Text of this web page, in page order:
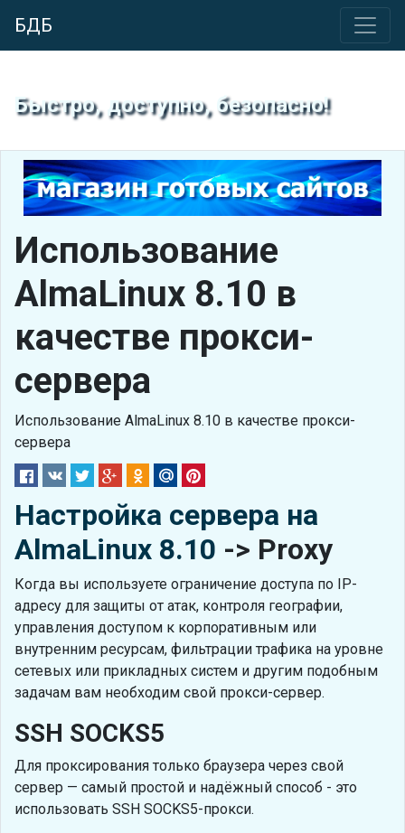
БДБ
Быстро, доступно, безопасно!
Использование
AlmaLinux 8.10 в
качестве прокси-
сервера
Использование AlmaLinux 8.10 в качестве прокси-
сервера
Настройка сервера на
AlmaLinux 8.10 -> Proxy
Когда вы используете ограничение доступа по IP-
адресу для защиты от атак, контроля географии,
управления доступом к корпоративным или
внутренним ресурсам, фильтрации трафика на уровне
сетевых или прикладных систем и другим подобным
задачам вам необходим свой прокси-сервер.
SSH SOCKS5
Для проксирования только браузера через свой
сервер — самый простой и надёжный способ - это
использовать SSH SOCKS5-прокси.